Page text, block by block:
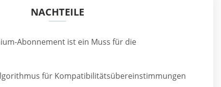
NACHTEILE
Abonnement ist ein Muss für die
für Kompatibilitätsübereinstimmungen